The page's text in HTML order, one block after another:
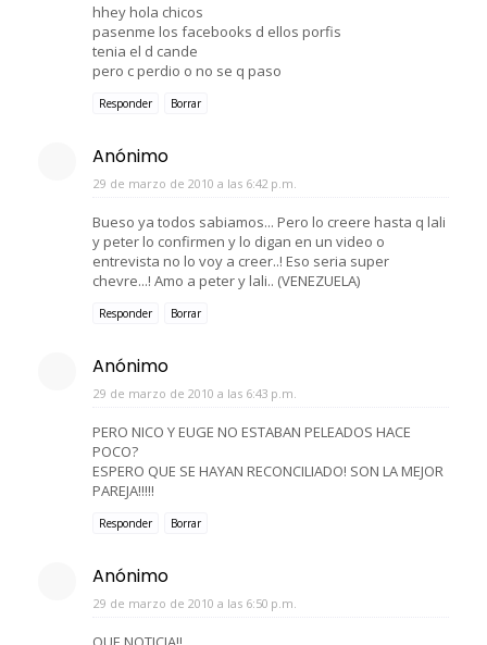
hhey hola chicos
pasenme los facebooks d ellos porfis
tenia el d cande
pero c perdio o no se q paso
Responder Borrar
Anónimo
29 de marzo de 2010 a las 6:42 p.m.
Bueso ya todos sabiamos... Pero lo creere hasta q lali
y peter lo confirmen y lo digan en un video o
entrevista no lo voy a creer..! Eso seria super
chevre...! Amo a peter y lali.. (VENEZUELA)
Responder Borrar
Anónimo
29 de marzo de 2010 a las 6:43 p.m.
PERO NICO Y EUGE NO ESTABAN PELEADOS HACE
POCO?
ESPERO QUE SE HAYAN RECONCILIADO! SON LA MEJOR
PAREJA!!!!!
Responder Borrar
Anónimo
29 de marzo de 2010 a las 6:50 p.m.